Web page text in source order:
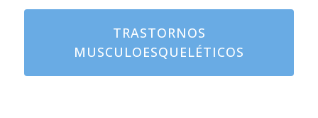
TRASTORNOS
MUSCULOESQUELÉTICOS